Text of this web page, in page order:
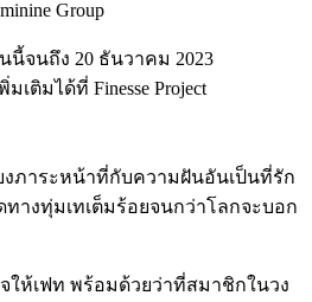
Group
นี้จนถึง 20 ธันวาคม 2023
มเติมได้ที่ Finesse Project
งภาระหน้าที่กับความฝันอันเป็นที่รัก
ทางทุ่มเทเต็มร้อยจนกว่าโลกจะบอก
ให้เฟท พร้อมด้วยว่าที่สมาชิกในวง